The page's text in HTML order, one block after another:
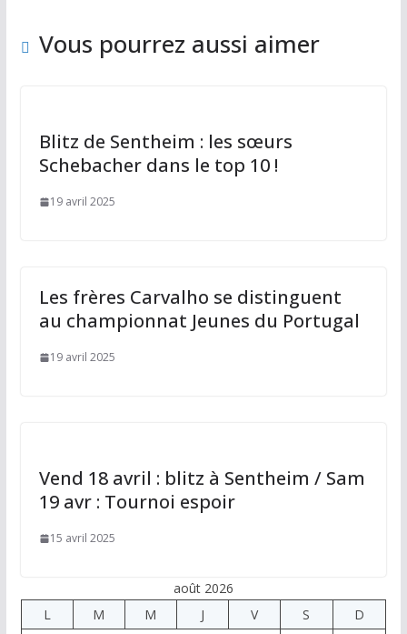
Vous pourrez aussi aimer
Blitz de Sentheim : les sœurs
Schebacher dans le top 10 !
19 avril 2025
Les frères Carvalho se distinguent
au championnat Jeunes du Portugal
19 avril 2025
Vend 18 avril : blitz à Sentheim / Sam
19 avr : Tournoi espoir
15 avril 2025
août 2026
L
M M J V S
D